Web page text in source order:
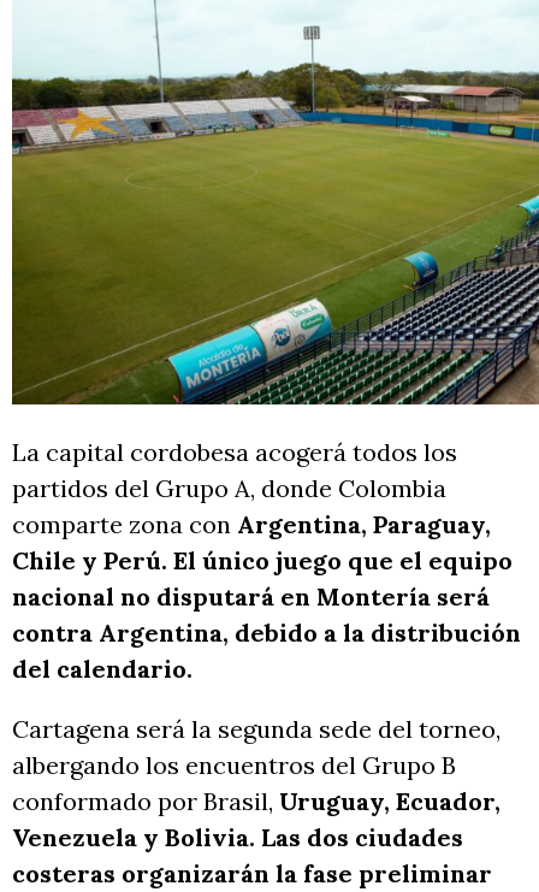
La capital cordobesa acogerá todos los
partidos del Grupo A, donde Colombia
comparte zona con Argentina, Paraguay,
Chile y Perú. El único juego que el equipo
nacional no disputará en Montería será
contra Argentina, debido a la distribución
del calendario.
Cartagena será la segunda sede del torneo,
albergando los encuentros del Grupo B
conformado por Brasil, Uruguay, Ecuador,
Venezuela y Bolivia. Las dos ciudades
costeras organizarán la fase preliminar